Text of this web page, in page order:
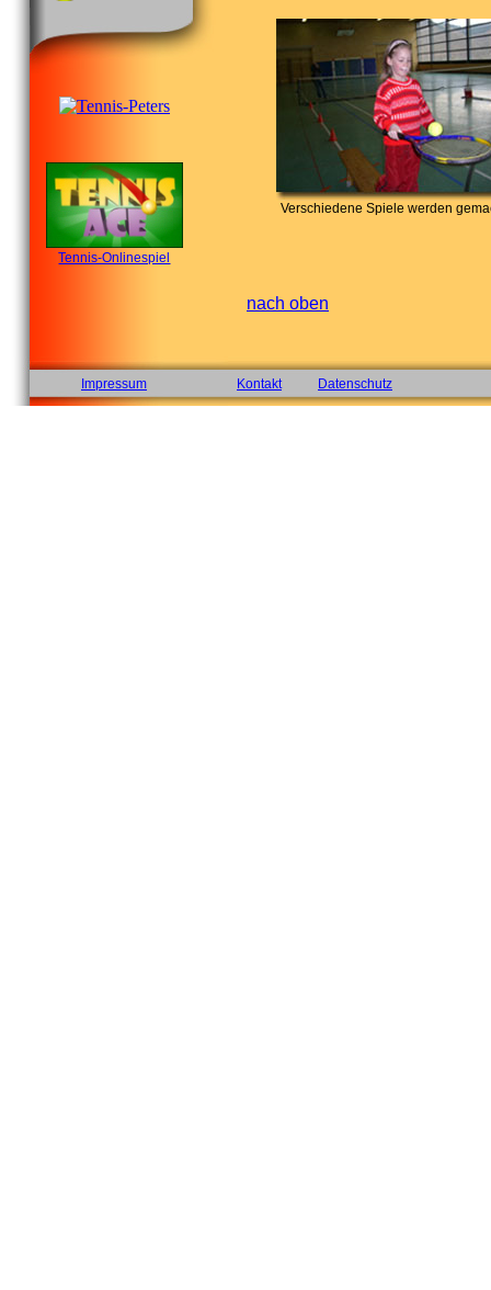
Tennis-Onlinespiel
Verschiedene Spiele werden
nach oben
Impressum Kontakt Datenschutz